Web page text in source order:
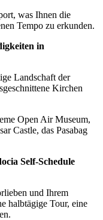
was Ihnen die
Tempo zu erkunden.
in
Landschaft der
Kirchen
Open Air Museum,
Castle, das Pasabag
Self-Schedule
und Ihrem
halbtägige Tour, eine